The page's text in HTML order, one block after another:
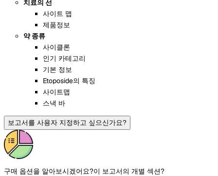
치료의 선
사이트 맵
제품정보
약 종류
사이클론
인기 카테고리
기본 정보
Etoposide의 특징
사이트맵
스낵 바
보고서를 사용자 지정하고 싶으신가요?
구매 옵션을 알아보시겠어요?이 보고서의 개별 섹션?